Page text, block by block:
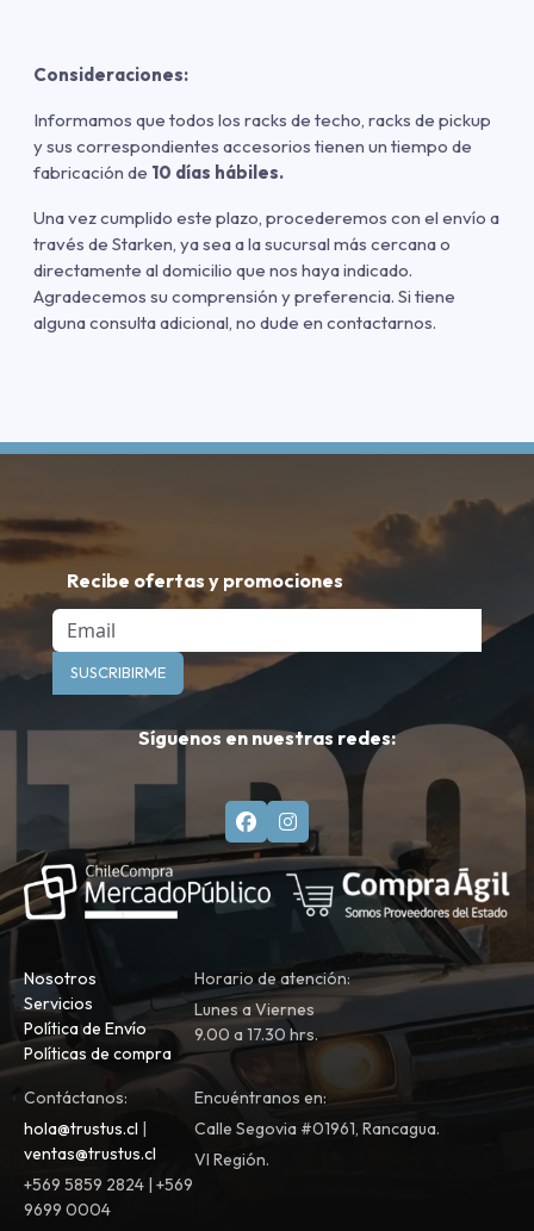
Consideraciones:
Informamos que todos los racks de techo, racks de pickup
y sus correspondientes accesorios tienen un tiempo de
fabricación de 10 días hábiles.
Una vez cumplido este plazo, procederemos con el envío a
través de Starken, ya sea a la sucursal más cercana o
directamente al domicilio que nos haya indicado.
Agradecemos su comprensión y preferencia. Si tiene
alguna consulta adicional, no dude en contactarnos.
Recibe ofertas y promociones
Email
SUSCRIBIRME
Síguenos en nuestras redes:
Nosotros
Servicios
Política de Envío
Políticas de compra
Horario de atención:
Lunes a Viernes
9.00 a 17.30 hrs.
Contáctanos:
hola@trustus.cl |
ventas@trustus.cl
+569 5859 2824 | +569
9699 0004
Encuéntranos en:
Calle Segovia #01961, Rancagua.
VI Región.